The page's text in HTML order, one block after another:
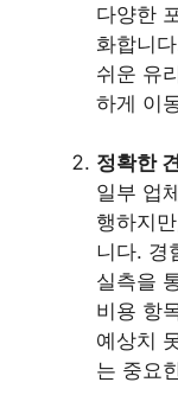
다양한
화합니
쉬운 유
하게 이
정확한
일부 업
행하지
니다. 경
실측을
비용 항
예상치
는 중요